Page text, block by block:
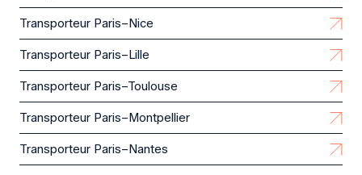
Transporteur Paris–Nice
Transporteur Paris–Lille
Transporteur Paris–Toulouse
Transporteur Paris–Montpellier
Transporteur Paris–Nantes